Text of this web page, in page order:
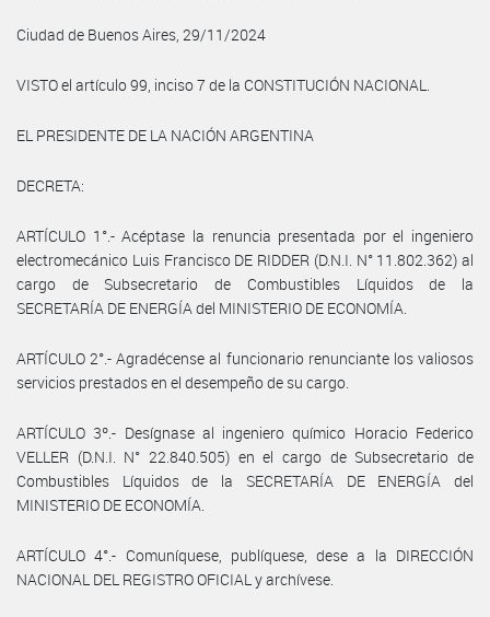
Ciudad de Buenos Aires, 29/11/2024
VISTO el artículo 99, inciso 7 de la CONSTITUCIÓN NACIONAL.
EL PRESIDENTE DE LA NACIÓN ARGENTINA
DECRETA:
ARTÍCULO 1°.- Acéptase la renuncia presentada por el ingeniero
electromecánico Luis Francisco DE RIDDER (D.N.I. N° 11.802.362) al
cargo de Subsecretario de Combustibles Líquidos de la
SECRETARÍA DE ENERGÍA del MINISTERIO DE ECONOMÍA.
ARTÍCULO 2°.- Agradécense al funcionario renunciante los valiosos
servicios prestados en el desempeño de su cargo.
ARTÍCULO 3º.- Desígnase al ingeniero químico Horacio Federico
VELLER (D.N.I. N° 22.840.505) en el cargo de Subsecretario de
Combustibles Líquidos de la SECRETARÍA DE ENERGÍA del
MINISTERIO DE ECONOMÍA.
ARTÍCULO 4°.- Comuníquese, publíquese, dese a la DIRECCIÓN
NACIONAL DEL REGISTRO OFICIAL y archívese.